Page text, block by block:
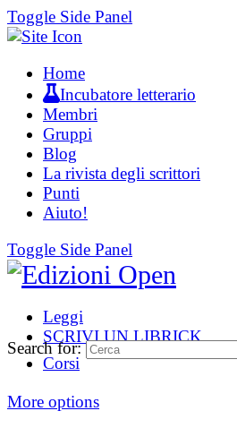
Toggle Side Panel
Home
Incubatore letterario
Membri
Gruppi
Blog
La rivista degli scrittori
Punti
Aiuto!
Toggle Side Panel
Leggi
SCRIVI UN LIBRICK
Corsi
More options
Search for: